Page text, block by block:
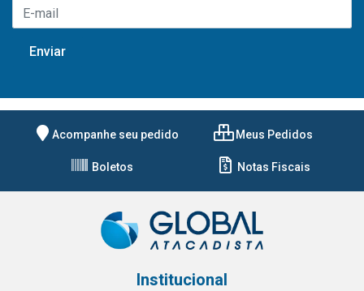
Acompanhe seu pedido Meus Pedidos
Boletos Notas Fiscais
Institucional